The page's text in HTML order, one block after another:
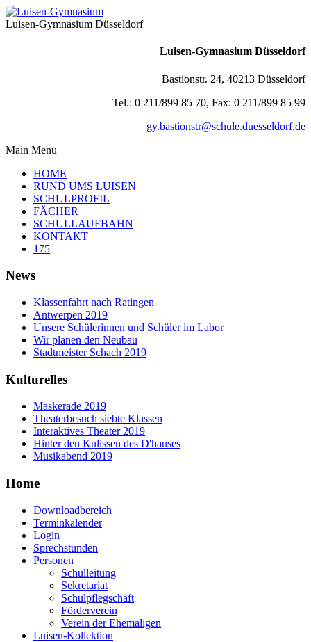
Luisen-Gymnasium Düsseldorf
Luisen-Gymnasium Düsseldorf
Bastionstr. 24, 40213 Düsseldorf
Tel.: 0 211/899 85 70, Fax: 0 211/899 85 99
gy.bastionstr@schule.duesseldorf.de
Main Menu
HOME
RUND UMS LUISEN
SCHULPROFIL
FÄCHER
SCHULLAUFBAHN
KONTAKT
175
News
Klassenfahrt nach Ratingen
Antwerpen 2019
Unsere Schülerinnen und Schüler im Labor
Wir planen den Neubau
Stadtmeister Schach 2019
Kulturelles
Maskerade 2019
Theaterbesuch siebte Klassen
Interaktives Theater 2019
Hinter den Kulissen des D'hauses
Musikabend 2019
Home
Downloadbereich
Terminkalender
Login
Sprechstunden
Personen
Schulleitung
Sekretariat
Schulpflegschaft
Förderverein
Verein der Ehemaligen
Luisen-Kollektion